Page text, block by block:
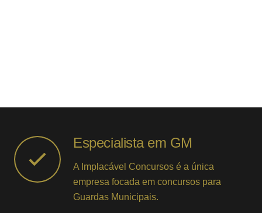
Especialista em GM
A Implacável Concursos é a única
empresa focada em concursos para
Guardas Municipais.